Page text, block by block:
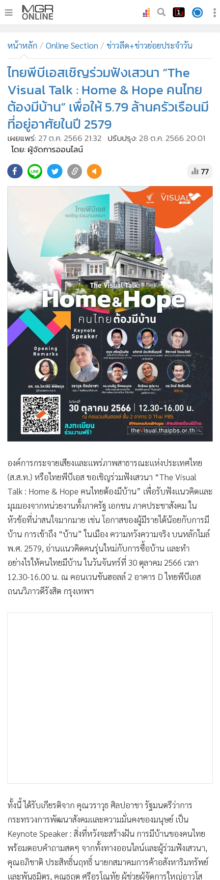
ทันเหตุการณ์
• ภาคใต้
ภูมิภาค
Online Section
• บันเทิง
• ผู้จัดการรายวัน
• คอลัมนิสต์
• CbizReview
• Cyber BIZ
Good health & Well-being
Green Innovation & SD
•
Management & HR
MGR Live
• Infographic
การเมือง
• ท่องเที่ยว
• กีฬา
• ต่างประเทศ
Special Scoop
เศรษฐกิจ-ธุรกิจ
ชุมชน-คุณภาพชีวิต
อาชญากรรม
Motoring
• วิทยาศาสตร์
• SMEs
• หุ้น
• อินโดจีน
• กองทุนรวม
• Celeb Online
• Factcheck
News1
หน้าหลัก Online Section ข่าวลีด+ข่าวย่อยประจำวัน
ไทยพีบีเอสเชิญร่วมฟังเสวนา “The
Visual Talk : Home & Hope คนไทย
ต้องมีบ้าน” เพื่อให้ 5.79 ล้านครัวเรือนมี
ที่อยู่อาศัยในปี 2579
เผยแพร่: 27 ต.ค. 2566 21:32 ปรับปรุง: 28 ต.ค. 2566 20:01
โดย: ผู้จัดการออนไลน์
77
องค์การกระจายเสียงและแพร่ภาพสาธารณะแห่งประเทศไทย
(ส.ส.ท.) หรือไทยพีบีเอส ขอเชิญร่วมฟังเสวนา “The Visual
Talk : Home & Hope คนไทยต้องมีบ้าน” เพื่อรับฟังแนวคิดและ
มุมมองจากหน่วยงานทั้งภาครัฐ เอกชน ภาคประชาสังคม ใน
หัวข้อที่น่าสนใจมากมาย เช่น โอกาสของผู้มีรายได้น้อยกับการมี
บ้าน การเข้าถึง “บ้าน” ในเมือง ความหวังความจริง บนหลักไมล์
พ.ศ. 2579, อ่านแนวคิดคนรุ่นใหม่กับการซื้อบ้าน และทำ
อย่างไรให้คนไทยมีบ้าน ในวันจันทร์ที่ 30 ตุลาคม 2566 เวลา
12.30-16.00 น. ณ คอนเวนชันฮอลล์ 2 อาคาร D ไทยพีบีเอส
ถนนวิภาวดีรังสิต กรุงเทพฯ
ทั้งนี้ ได้รับเกียรติจาก คุณวราวุธ ศิลปอาชา รัฐมนตรีว่าการ
กระทรวงการพัฒนาสังคมและความมั่นคงของมนุษย์ เป็น
Keynote Speaker : สิ่งที่หวังจะสร้างฝัน การมีบ้านของคนไทย
พร้อมตอบคำถามสดๆ จากทั้งทางออนไลน์และผู้ร่วมฟังเสวนา,
คุณอภิชาติ ประสิทธิ์นฤทธิ์ นายกสมาคมการค้าอสังหาริมทรัพย์
และพันธมิตร, คุณธฤต ศรีอรุโณทัย ผู้ช่วยผู้จัดการใหญ่อาวุโส